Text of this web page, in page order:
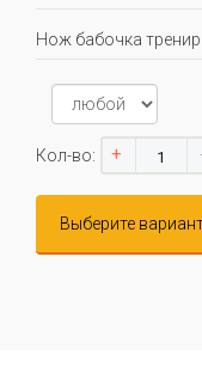
Нож бабочка
Кол-во: +
Выберите